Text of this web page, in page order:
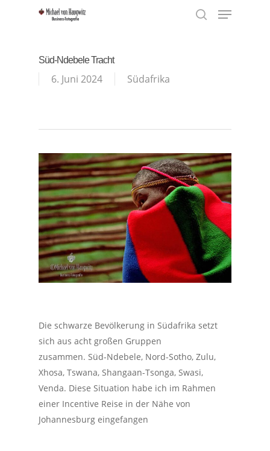
Menu
Süd-Ndebele Tracht
6. Juni 2024 Südafrika
Die schwarze Bevölkerung in Südafrika setzt
sich aus acht großen Gruppen
zusammen. Süd-Ndebele, Nord-Sotho, Zulu,
Xhosa, Tswana, Shangaan-Tsonga, Swasi,
Venda. Diese Situation habe ich im Rahmen
einer Incentive Reise in der Nähe von
Johannesburg eingefangen